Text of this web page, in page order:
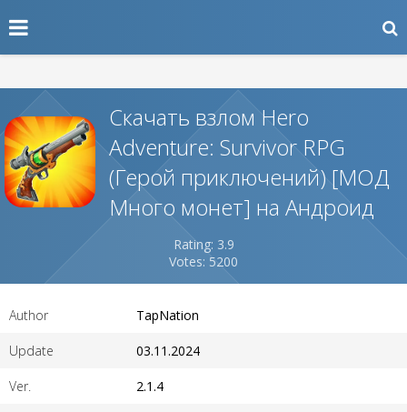
Скачать взлом Hero
Adventure: Survivor RPG
(Герой приключений) [МОД
Много монет] на Андроид
Rating: 3.9
Votes: 5200
Author TapNation
Update 03.11.2024
Ver. 2.1.4